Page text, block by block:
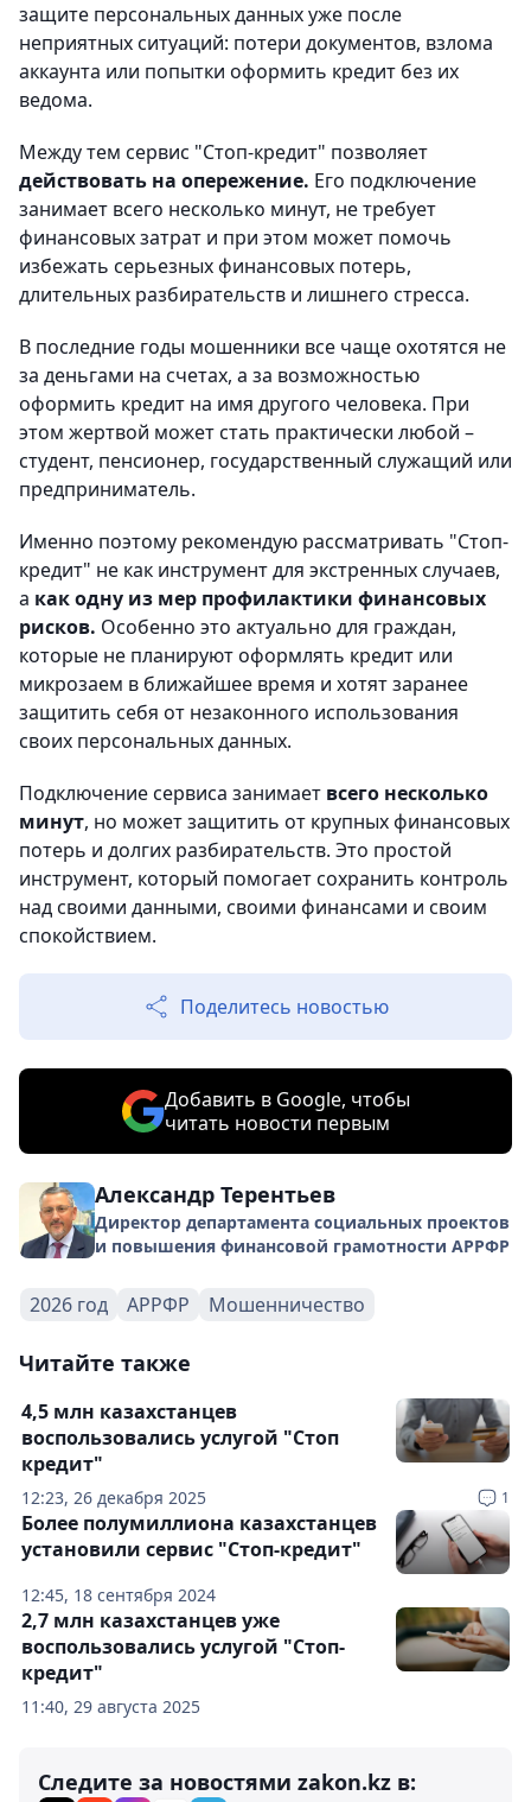
защите персональных данных уже после
неприятных ситуаций: потери документов, взлома
аккаунта или попытки оформить кредит без их
ведома.
Между тем сервис "Стоп-кредит" позволяет
действовать на опережение. Его подключение
занимает всего несколько минут, не требует
финансовых затрат и при этом может помочь
избежать серьезных финансовых потерь,
длительных разбирательств и лишнего стресса.
В последние годы мошенники все чаще охотятся не
за деньгами на счетах, а за возможностью
оформить кредит на имя другого человека. При
этом жертвой может стать практически любой –
студент, пенсионер, государственный служащий или
предприниматель.
Именно поэтому рекомендую рассматривать "Стоп-
кредит" не как инструмент для экстренных случаев,
а как одну из мер профилактики финансовых
рисков. Особенно это актуально для граждан,
которые не планируют оформлять кредит или
микрозаем в ближайшее время и хотят заранее
защитить себя от незаконного использования
своих персональных данных.
Подключение сервиса занимает всего несколько
минут, но может защитить от крупных финансовых
потерь и долгих разбирательств. Это простой
инструмент, который помогает сохранить контроль
над своими данными, своими финансами и своим
спокойствием.
Поделитесь новостью
Добавить в Google, чтобы
читать новости первым
Александр Терентьев
Директор департамента социальных проектов
и повышения финансовой грамотности АРРФР
2026 год АРРФР Мошенничество
Читайте также
12:23, 26 декабря 2025 1
4,5 млн казахстанцев
воспользовались услугой "Стоп
кредит"
12:45, 18 сентября 2024
Более полумиллиона казахстанцев
установили сервис "Стоп-кредит"
11:40, 29 августа 2025
2,7 млн казахстанцев уже
воспользовались услугой "Стоп-
кредит"
Следите за новостями zakon.kz в: